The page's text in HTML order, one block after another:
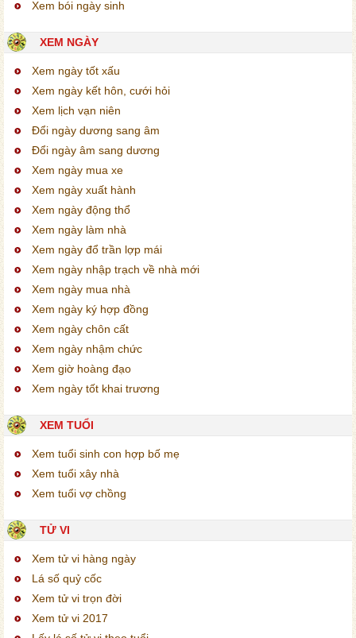
Xem bói ngày sinh
XEM NGÀY
Xem ngày tốt xấu
Xem ngày kết hôn, cưới hỏi
Xem lịch vạn niên
Đổi ngày dương sang âm
Đổi ngày âm sang dương
Xem ngày mua xe
Xem ngày xuất hành
Xem ngày động thổ
Xem ngày làm nhà
Xem ngày đổ trần lợp mái
Xem ngày nhập trạch về nhà mới
Xem ngày mua nhà
Xem ngày ký hợp đồng
Xem ngày chôn cất
Xem ngày nhậm chức
Xem giờ hoàng đạo
Xem ngày tốt khai trương
XEM TUỔI
Xem tuổi sinh con hợp bố mẹ
Xem tuổi xây nhà
Xem tuổi vợ chồng
TỬ VI
Xem tử vi hàng ngày
Lá số quỷ cốc
Xem tử vi trọn đời
Xem tử vi 2017